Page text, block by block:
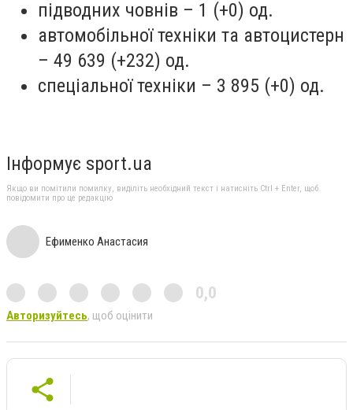
підводних човнів – 1 (+0) од.
автомобільної техніки та автоцистерн
– 49 639 (+232) од.
спеціальної техніки – 3 895 (+0) од.
Інформує sport.ua
Якщо ви помітили помилку, виділіть необхідний текст і натисніть Ctrl + Enter, щоб
повідомити про це редакцію
Ефименко Анастасия
0,0
Авторизуйтесь, щоб оцінити